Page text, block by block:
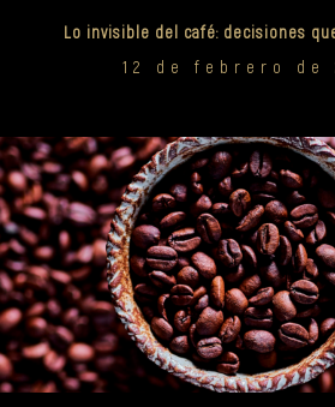
Lo invisible del café: decisiones
12 de febrero de